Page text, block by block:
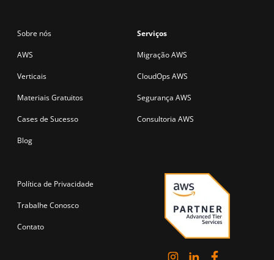
Sobre nós
AWS
Verticais
Materiais Gratuitos
Cases de Sucesso
Blog
Serviços
Migração AWS
CloudOps AWS
Segurança AWS
Consultoria AWS
Política de Privacidade
Trabalhe Conosco
Contato